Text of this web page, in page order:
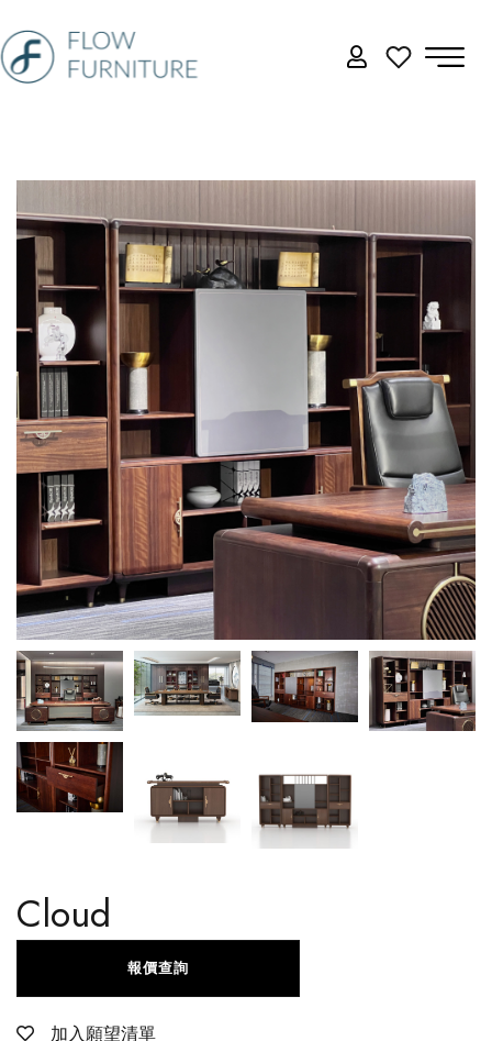
Cloud
加入願望清單
報價查詢